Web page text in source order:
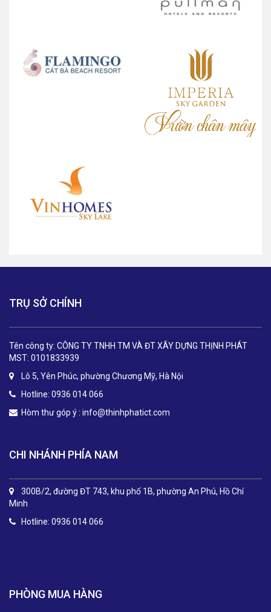
TRỤ SỞ CHÍNH
Tên công ty: CÔNG TY TNHH TM VÀ ĐT XÂY DỰNG THỊNH PHÁT
MST: 0101833939
Lô 5, Yên Phúc, phường Chương Mỹ, Hà Nội
Hotline: 0936 014 066
Hòm thư góp ý : info@thinhphatict.com
CHI NHÁNH PHÍA NAM
300B/2, đường ĐT 743, khu phố 1B, phường An Phú, Hồ Chí
Minh
Hotline: 0936 014 066
.
PHÒNG MUA HÀNG